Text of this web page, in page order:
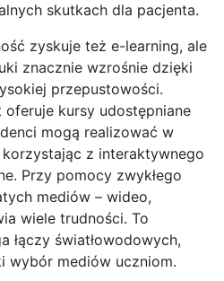
skutkach dla pacjenta.
zyskuje też e-learning, ale
znacznie wzrośnie dzięki
przepustowości.
oferuje kursy udostępniane
mogą realizować w
korzystając z interaktywnego
Przy pomocy zwykłego
mediów – wideo,
wiele trudności. To
łączy światłowodowych,
wybór mediów uczniom.